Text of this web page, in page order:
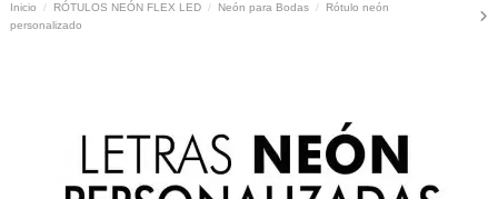
Inicio RÓTULOS NEÓN FLEX LED Neón para Bodas
Rótulo neón
personalizado